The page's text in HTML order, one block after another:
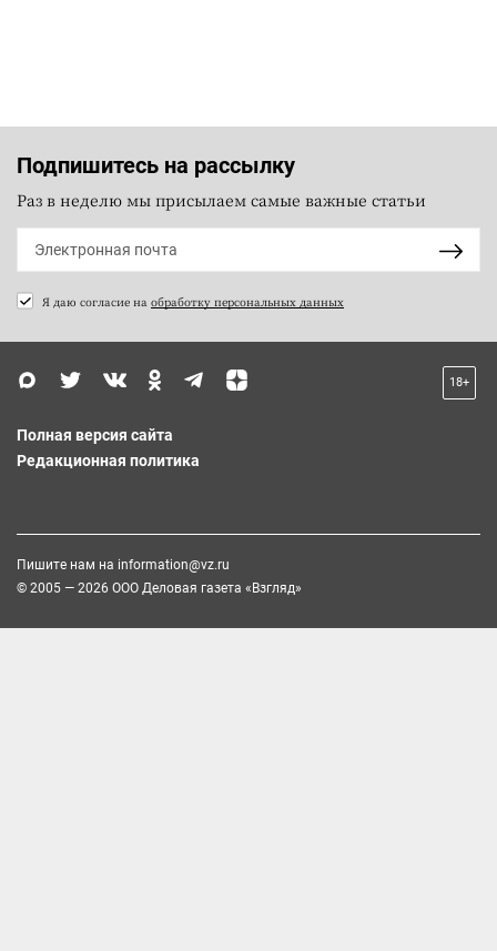
Подпишитесь на рассылку
Раз в неделю мы присылаем самые важные статьи
Я даю согласие на обработку персональных данных
18+
Полная версия сайта
Редакционная политика
Пишите нам на information@vz.ru
© 2005 — 2026 ООО Деловая газета «Взгляд»